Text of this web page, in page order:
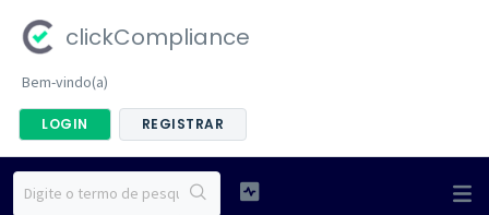
clickCompliance
Bem-vindo(a)
LOGIN REGISTRAR